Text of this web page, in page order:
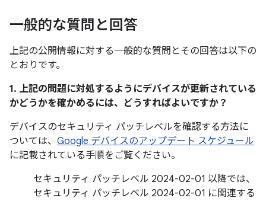
一般的な質問と回答
上記の公開情報に対する一般的な質問とその回答は以下の
とおりです。
1. 上記の問題に対処するようにデバイスが更新されている
かどうかを確かめるには、どうすればよいですか？
デバイスのセキュリティ パッチレベルを確認する方法に
ついては、 Google デバイスのアップデート スケジュール
に記載されている手順をご覧ください。
セキュリティ パッチレベル 2024-02-01 以降では、
セキュリティ パッチレベル 2024-02-01 に関連する